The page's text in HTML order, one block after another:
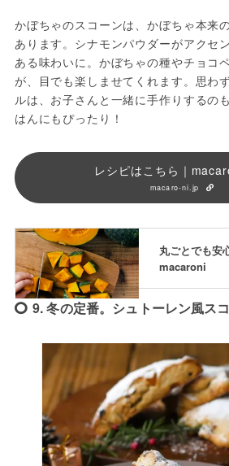
かぼちゃのスコーンは、かぼちゃ本来
あります。シナモンパウダーがアクセ
ある味わいに。かぼちゃの種やチョコ
が、目でも楽しませてくれます。思わ
ルは、お子さんと一緒に手作りするの
はんにもぴったり！
レシピはこちら｜
macaro-ni.jp
丸ごとでも安
macaroni
9. 冬の定番。シュトーレン風ス